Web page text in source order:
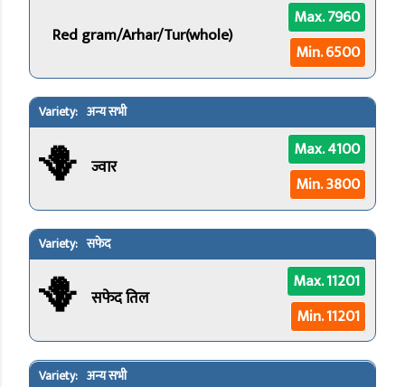
Red gram/Arhar/Tur(whole)
Max. 7960
Min. 6500
अन्य सभी
🪻 ज्वार
Max. 4100
Min. 3800
सफेद
🪻 सफेद तिल
Max. 11201
Min. 11201
अन्य सभी